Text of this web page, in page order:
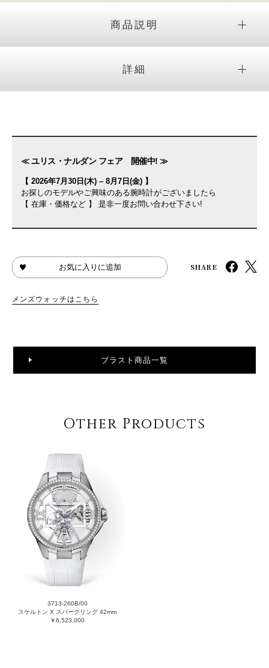
商品説明
詳細
≪ ユリス・ナルダン フェア 開催中! ≫
【 2026年7月30日(木) – 8月7日(金) 】
お探しのモデルやご興味のある腕時計がございましたら
【 在庫・価格など 】 是非一度お問い合わせ下さい!
お気に入りに追加 SHARE
メンズウォッチはこちら
ブラスト商品一覧
Other Products
3713-260B/00
スケルトン X スパークリング 42mm
￥6,523,000